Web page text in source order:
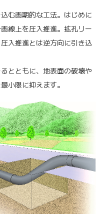
む画期的な工法。はじめに
線上を圧入推進。拡孔リー
入推進とは逆方向に引き込
とともに、地表面の破壊や
小限に抑えます。